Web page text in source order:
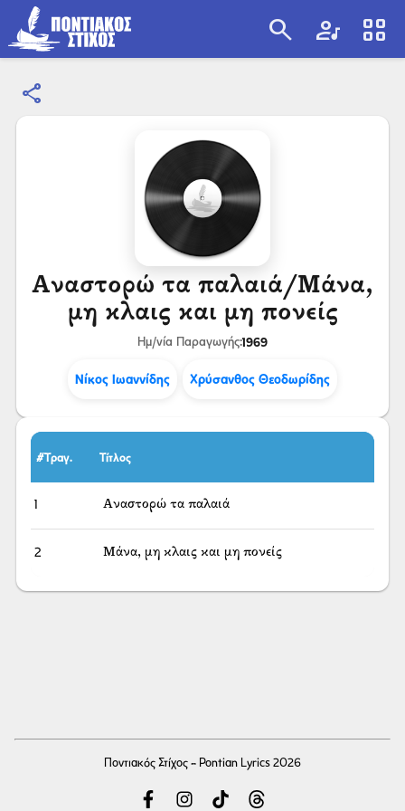
search artist view_cozy
share
Αναστορώ τα παλαιά/Μάνα,
μη κλαις και μη πονείς
Ημ/νία Παραγωγής:1969
Νίκος Ιωαννίδης Χρύσανθος Θεοδωρίδης
#Τραγ. Τίτλος
1 Αναστορώ τα παλαιά
2 Μάνα, μη κλαις και μη πονείς
Ποντιακός Στίχος - Pontian Lyrics 2026